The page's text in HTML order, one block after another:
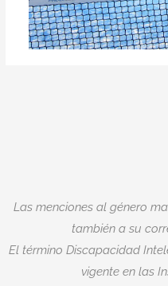
Las menciones al género
también a su
El término Discapacidad
vigente en las